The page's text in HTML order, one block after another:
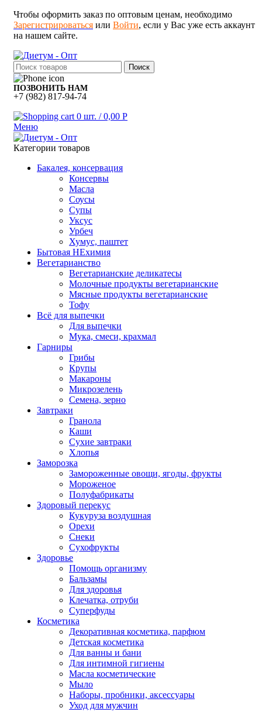
Чтобы оформить заказ по оптовым ценам, необходимо
Зарегистрироваться или Войти, если у Вас уже есть аккаунт
на нашем сайте.
Поиск
ПОЗВОНИТЬ НАМ
+7 (982) 817-94-74
0 шт. / 0,00 Р
Меню
Категории товаров
Бакалея, консервация
Консервы
Масла
Соусы
Супы
Уксус
Урбеч
Хумус, паштет
Бытовая НЕхимия
Вегетарианство
Вегетарианские деликатесы
Молочные продукты вегетарианские
Мясные продукты вегетарианские
Тофу
Всё для выпечки
Для выпечки
Мука, смеси, крахмал
Гарниры
Грибы
Крупы
Макароны
Микрозелень
Семена, зерно
Завтраки
Гранола
Каши
Сухие завтраки
Хлопья
Заморозка
Замороженные овощи, ягоды, фрукты
Мороженое
Полуфабрикаты
Здоровый перекус
Кукуруза воздушная
Орехи
Снеки
Сухофрукты
Здоровье
Помощь организму
Бальзамы
Для здоровья
Клечатка, отруби
Суперфуды
Косметика
Декоративная косметика, парфюм
Детская косметика
Для ванны и бани
Для интимной гигиены
Масла косметические
Мыло
Наборы, пробники, аксессуары
Уход для мужчин